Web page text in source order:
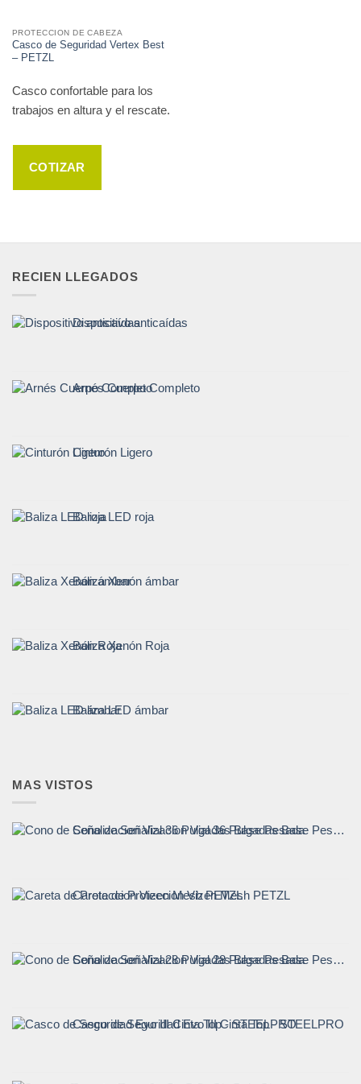
PROTECCION DE CABEZA
Casco de Seguridad Vertex Best
– PETZL
Casco confortable para los
trabajos en altura y el rescate.
COTIZAR
RECIEN LLEGADOS
Dispositivo anticaídas
Arnés Cuerpo Completo
Cinturón Ligero
Baliza LED roja
Baliza Xenón ámbar
Baliza Xenón Roja
Baliza LED ámbar
MAS VISTOS
Cono de Señalizacion Vial 36 Pulgadas Base Pesada
Careta de Proteccion Vizen Mesh PETZL
Cono de Señalizacion Vial 28 Pulgadas Base Pesada
Casco de Seguridad Evo III Cinta Top - STEELPRO